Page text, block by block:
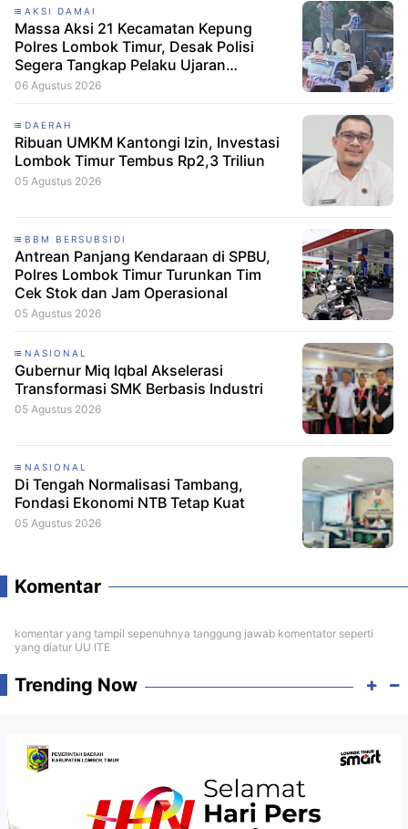
AKSI DAMAI
Massa Aksi 21 Kecamatan Kepung
Polres Lombok Timur, Desak Polisi
Segera Tangkap Pelaku Ujaran
Kebencian terhadap Bupati
06 Agustus 2026
DAERAH
Ribuan UMKM Kantongi Izin, Investasi
Lombok Timur Tembus Rp2,3 Triliun
05 Agustus 2026
BBM BERSUBSIDI
Antrean Panjang Kendaraan di SPBU,
Polres Lombok Timur Turunkan Tim
Cek Stok dan Jam Operasional
05 Agustus 2026
NASIONAL
Gubernur Miq Iqbal Akselerasi
Transformasi SMK Berbasis Industri
05 Agustus 2026
NASIONAL
Di Tengah Normalisasi Tambang,
Fondasi Ekonomi NTB Tetap Kuat
05 Agustus 2026
Komentar
komentar yang tampil sepenuhnya tanggung jawab komentator seperti
yang diatur UU ITE
Trending Now